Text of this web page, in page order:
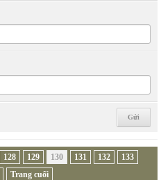
128 129 130 131 132
133
Trang cuối